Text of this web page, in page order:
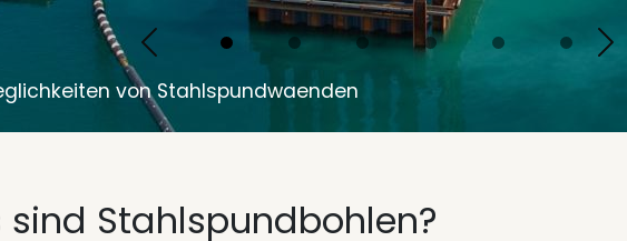
Vorherige
von Stahlspundwaenden
sind Stahlspundbohlen?